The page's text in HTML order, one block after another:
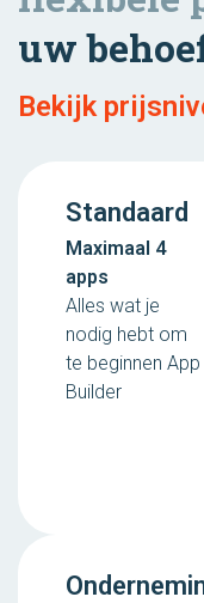
uw
Bekijk
Standaard
Maximaal 4
apps
Alles wat je
nodig hebt om
te beginnen App
Builder